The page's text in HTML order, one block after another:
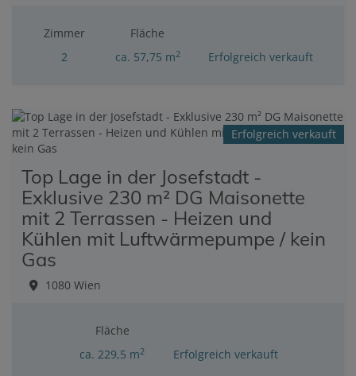
Zimmer
2
Fläche
ca. 57,75 m2 Erfolgreich verkauft
Erfolgreich verkauft
Top Lage in der Josefstadt -
Exklusive 230 m² DG Maisonette
mit 2 Terrassen - Heizen und
Kühlen mit Luftwärmepumpe / kein
Gas
1080 Wien
Fläche
ca. 229,5 m2 Erfolgreich verkauft